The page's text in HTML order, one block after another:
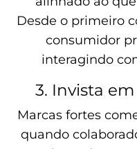
Desde o primeiro
consumidor
interagindo
3. Invista
Marcas fortes
quando